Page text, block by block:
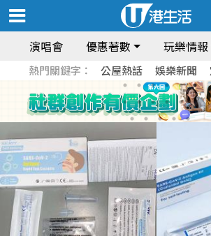
演唱會 優惠著數 玩樂情報
熱門關鍵字： 公屋熱話 娛樂新聞